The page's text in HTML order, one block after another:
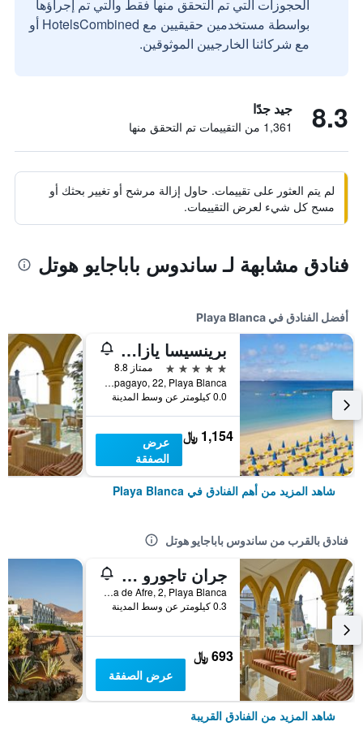
الحجوزات التي تم التحقق منها فقط والتي تم إجراؤها
بواسطة مستخدمين حقيقيين مع HotelsCombined أو
مع شركائنا الخارجيين الموثوقين.
8.3 جيد جدًا
1,361 من التقييمات تم التحقق منها
لم يتم العثور على تقييمات. حاول إزالة مرشح أو تغيير بحثك أو
مسح كل شيء لعرض التقييمات.
فنادق مشابهة لـ ساندوس باباجايو هوتل
أفضل الفنادق في Playa Blanca
برينسيسا يازا سويت هوتل ريزورت
5 نجوم
ممتاز 8.8
Avenida de Papagayo, 22, Playa Blanca, لنزاروته, أسبانيا
0.0 كيلومتر عن وسط المدينة
1,154 ﷼
عرض
الصفقة
شاهد المزيد من أهم الفنادق في Playa Blanca
فنادق بالقرب من ساندوس باباجايو هوتل
جران تاجورو فاميلي آند فن بلايا بلانكا
Hoya de Afre, 2, Playa Blanca, لنزاروته, أسبانيا
0.3 كيلومتر عن وسط المدينة
693 ﷼
عرض الصفقة
شاهد المزيد من الفنادق القريبة